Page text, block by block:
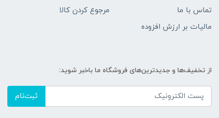
تماس با ما
مرجوع کردن کالا
مالیات بر ارزش افزوده
از تخفیف‌ها و جدیدترین‌های فروشگاه ما باخبر شوید:
ثبت‌نام